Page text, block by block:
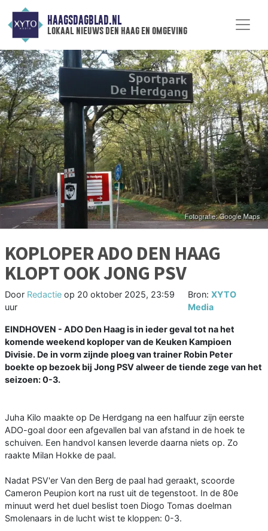
HAAGSDAGBLAD.NL
lokaal nieuws den haag en omgeving
KOPLOPER ADO DEN HAAG
KLOPT OOK JONG PSV
Door Redactie op 20 oktober 2025, 23:59
uur
Bron:XYTO
Media
EINDHOVEN - ADO Den Haag is in ieder geval tot na het
komende weekend koploper van de Keuken Kampioen
Divisie. De in vorm zijnde ploeg van trainer Robin Peter
boekte op bezoek bij Jong PSV alweer de tiende zege van het
seizoen: 0-3.
Juha Kilo maakte op De Herdgang na een halfuur zijn eerste
ADO-goal door een afgevallen bal van afstand in de hoek te
schuiven. Een handvol kansen leverde daarna niets op. Zo
raakte Milan Hokke de paal.
Nadat PSV'er Van den Berg de paal had geraakt, scoorde
Cameron Peupion kort na rust uit de tegenstoot. In de 80e
minuut werd het duel beslist toen Diogo Tomas doelman
Smolenaars in de lucht wist te kloppen: 0-3.